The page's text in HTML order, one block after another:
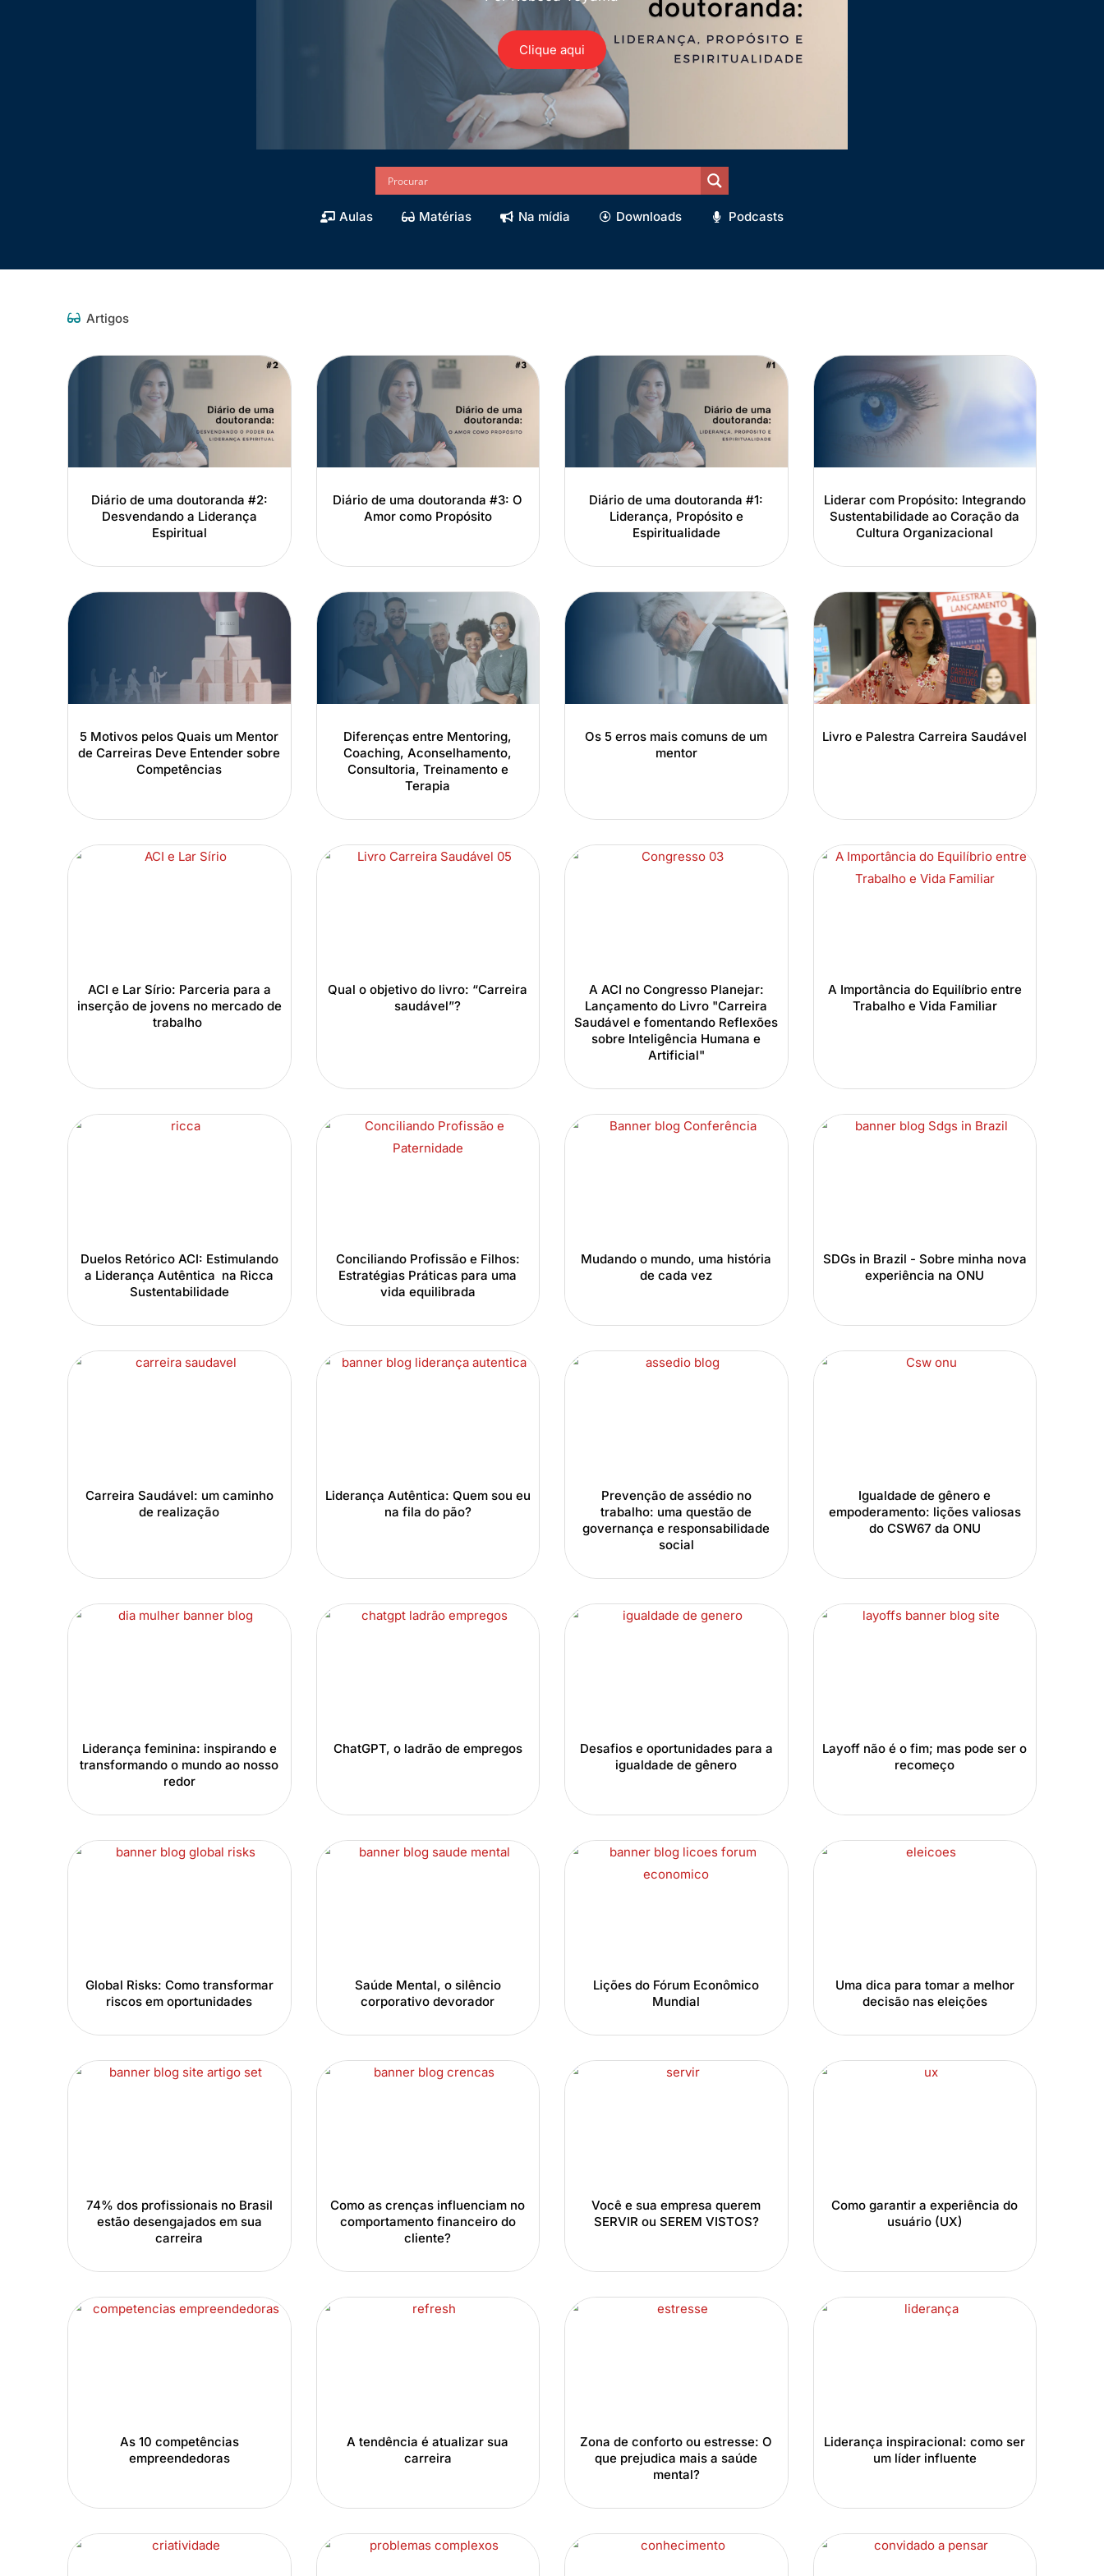
Clique aqui
Aulas Matérias Na mídia Downloads Podcasts
Artigos
Diário de uma doutoranda #2:
Desvendando a Liderança
Espiritual
Diário de uma doutoranda #3: O
Amor como Propósito
Diário de uma doutoranda #1:
Liderança, Propósito e
Espiritualidade
Liderar com Propósito: Integrando
Sustentabilidade ao Coração da
Cultura Organizacional
5 Motivos pelos Quais um Mentor
de Carreiras Deve Entender sobre
Competências
Diferenças entre Mentoring,
Coaching, Aconselhamento,
Consultoria, Treinamento e
Terapia
Os 5 erros mais comuns de um
mentor
Livro e Palestra Carreira Saudável
ACI e Lar Sírio: Parceria para a
inserção de jovens no mercado de
trabalho
Qual o objetivo do livro: “Carreira
saudável”?
A ACI no Congresso Planejar:
Lançamento do Livro "Carreira
Saudável e fomentando Reflexões
sobre Inteligência Humana e
Artificial"
A Importância do Equilíbrio entre
Trabalho e Vida Familiar
Duelos Retórico ACI: Estimulando
a Liderança Autêntica na Ricca
Sustentabilidade
Conciliando Profissão e Filhos:
Estratégias Práticas para uma
vida equilibrada
Mudando o mundo, uma história
de cada vez
SDGs in Brazil - Sobre minha nova
experiência na ONU
Carreira Saudável: um caminho
de realização
Liderança Autêntica: Quem sou eu
na fila do pão?
Prevenção de assédio no
trabalho: uma questão de
governança e responsabilidade
social
Igualdade de gênero e
empoderamento: lições valiosas
do CSW67 da ONU
Liderança feminina: inspirando e
transformando o mundo ao nosso
redor
ChatGPT, o ladrão de empregos
Desafios e oportunidades para a
igualdade de gênero
Layoff não é o fim; mas pode ser o
recomeço
Global Risks: Como transformar
riscos em oportunidades
Saúde Mental, o silêncio
corporativo devorador
Lições do Fórum Econômico
Mundial
Uma dica para tomar a melhor
decisão nas eleições
74% dos profissionais no Brasil
estão desengajados em sua
carreira
Como as crenças influenciam no
comportamento financeiro do
cliente?
Você e sua empresa querem
SERVIR ou SEREM VISTOS?
Como garantir a experiência do
usuário (UX)
As 10 competências
empreendedoras
A tendência é atualizar sua
carreira
Zona de conforto ou estresse: O
que prejudica mais a saúde
mental?
Liderança inspiracional: como ser
um líder influente